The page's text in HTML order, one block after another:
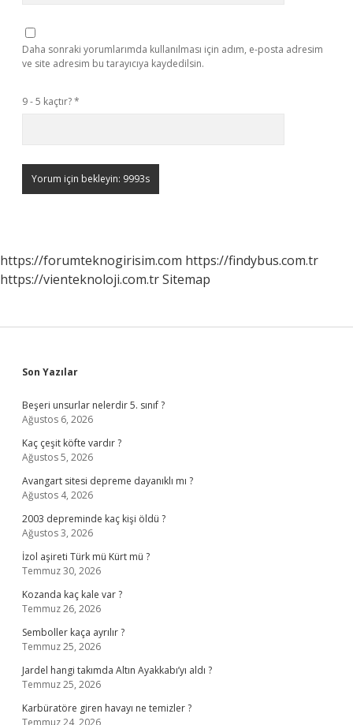
Daha sonraki yorumlarımda kullanılması için adım, e-posta adresim
ve site adresim bu tarayıcıya kaydedilsin.
9 - 5 kaçtır?*
https://forumteknogirisim.com https://findybus.com.tr
https://vienteknoloji.com.trSitemap
Sidebar
Son Yazılar
Beşeri unsurlar nelerdir 5. sınıf ?
Ağustos 6, 2026
Kaç çeşit köfte vardır ?
Ağustos 5, 2026
Avangart sitesi depreme dayanıklı mı ?
Ağustos 4, 2026
2003 depreminde kaç kişi öldü ?
Ağustos 3, 2026
İzol aşireti Türk mü Kürt mü ?
Temmuz 30, 2026
Kozanda kaç kale var ?
Temmuz 26, 2026
Semboller kaça ayrılır ?
Temmuz 25, 2026
Jardel hangi takımda Altın Ayakkabı’yı aldı ?
Temmuz 25, 2026
Karbüratöre giren havayı ne temizler ?
Temmuz 24, 2026